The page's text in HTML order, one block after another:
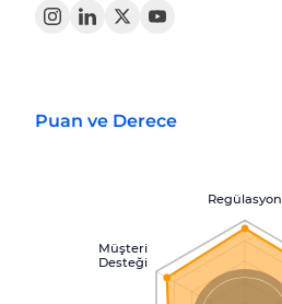
Puan ve Derece
Regülasyon
Müşteri
Desteği